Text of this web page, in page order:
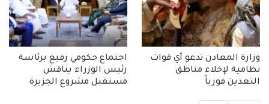
وزارة المعادن تدعو أي قوات
نظامية لإخلاء مناطق
التعدين فورياً
اجتماع حكومي رفيع برئاسة
رئيس الوزراء يناقش
مستقبل مشروع الجزيرة